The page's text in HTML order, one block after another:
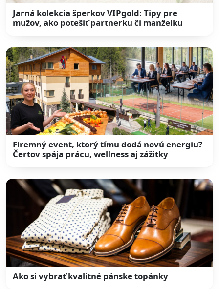
Jarná kolekcia šperkov VIPgold: Tipy pre
mužov, ako potešiť partnerku či manželku
Firemný event, ktorý tímu dodá novú energiu?
Čertov spája prácu, wellness aj zážitky
Ako si vybrať kvalitné pánske topánky